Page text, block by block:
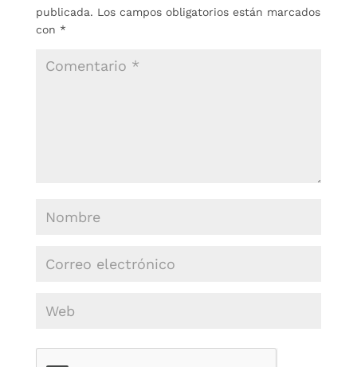
publicada. Los campos obligatorios están marcados
con *